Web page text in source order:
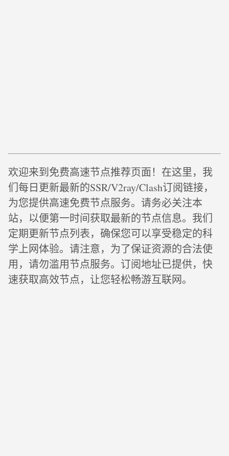
欢迎来到免费高速节点推荐页面！在这里，我
们每日更新最新的SSR/V2ray/Clash订阅链接，
为您提供高速免费节点服务。请务必关注本
站，以便第一时间获取最新的节点信息。我们
定期更新节点列表，确保您可以享受稳定的科
学上网体验。请注意，为了保证资源的合法使
用，请勿滥用节点服务。订阅地址已提供，快
速获取高效节点，让您轻松畅游互联网。